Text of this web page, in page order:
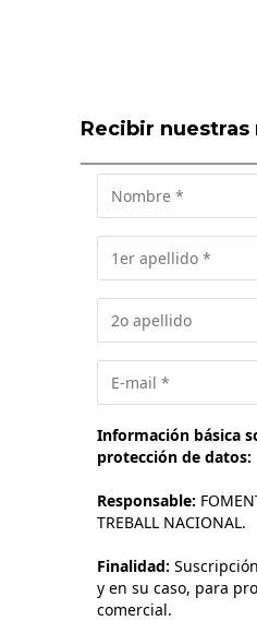
Recibir
Información básica
protección de datos:
Responsable:
TREBALL NACIONAL.
Finalidad:
y en su caso, para
comercial.